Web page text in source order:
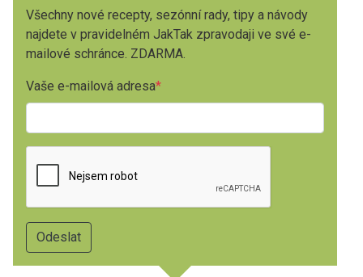
Všechny nové recepty, sezónní rady, tipy a návody
najdete v pravidelném JakTak zpravodaji ve své e-
mailové schránce. ZDARMA.
Vaše e-mailová adresa